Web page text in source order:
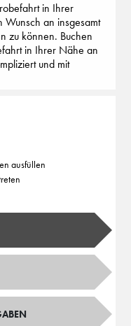
in Ihrer
an insgesamt
zu können. Buchen
in Ihrer Nähe an
und mit
ausfüllen